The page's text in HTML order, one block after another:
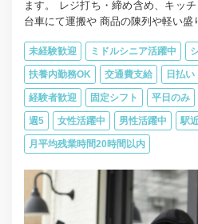
ます。 レジ打ち・締め含め、キッ
台車にて運搬や 商品の陳列や軽い盛
未経験歓迎 ミドルシニア活躍中
扶養内勤務OK 交通費支給 日払
経験者歓迎 固定シフト 平日のみ
週5 女性活躍中 男性活躍中 駅
月平均残業時間20時間以内